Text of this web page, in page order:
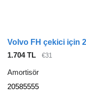
Volvo FH çekici için
1.704 TL
€31
Amortisör
20585555